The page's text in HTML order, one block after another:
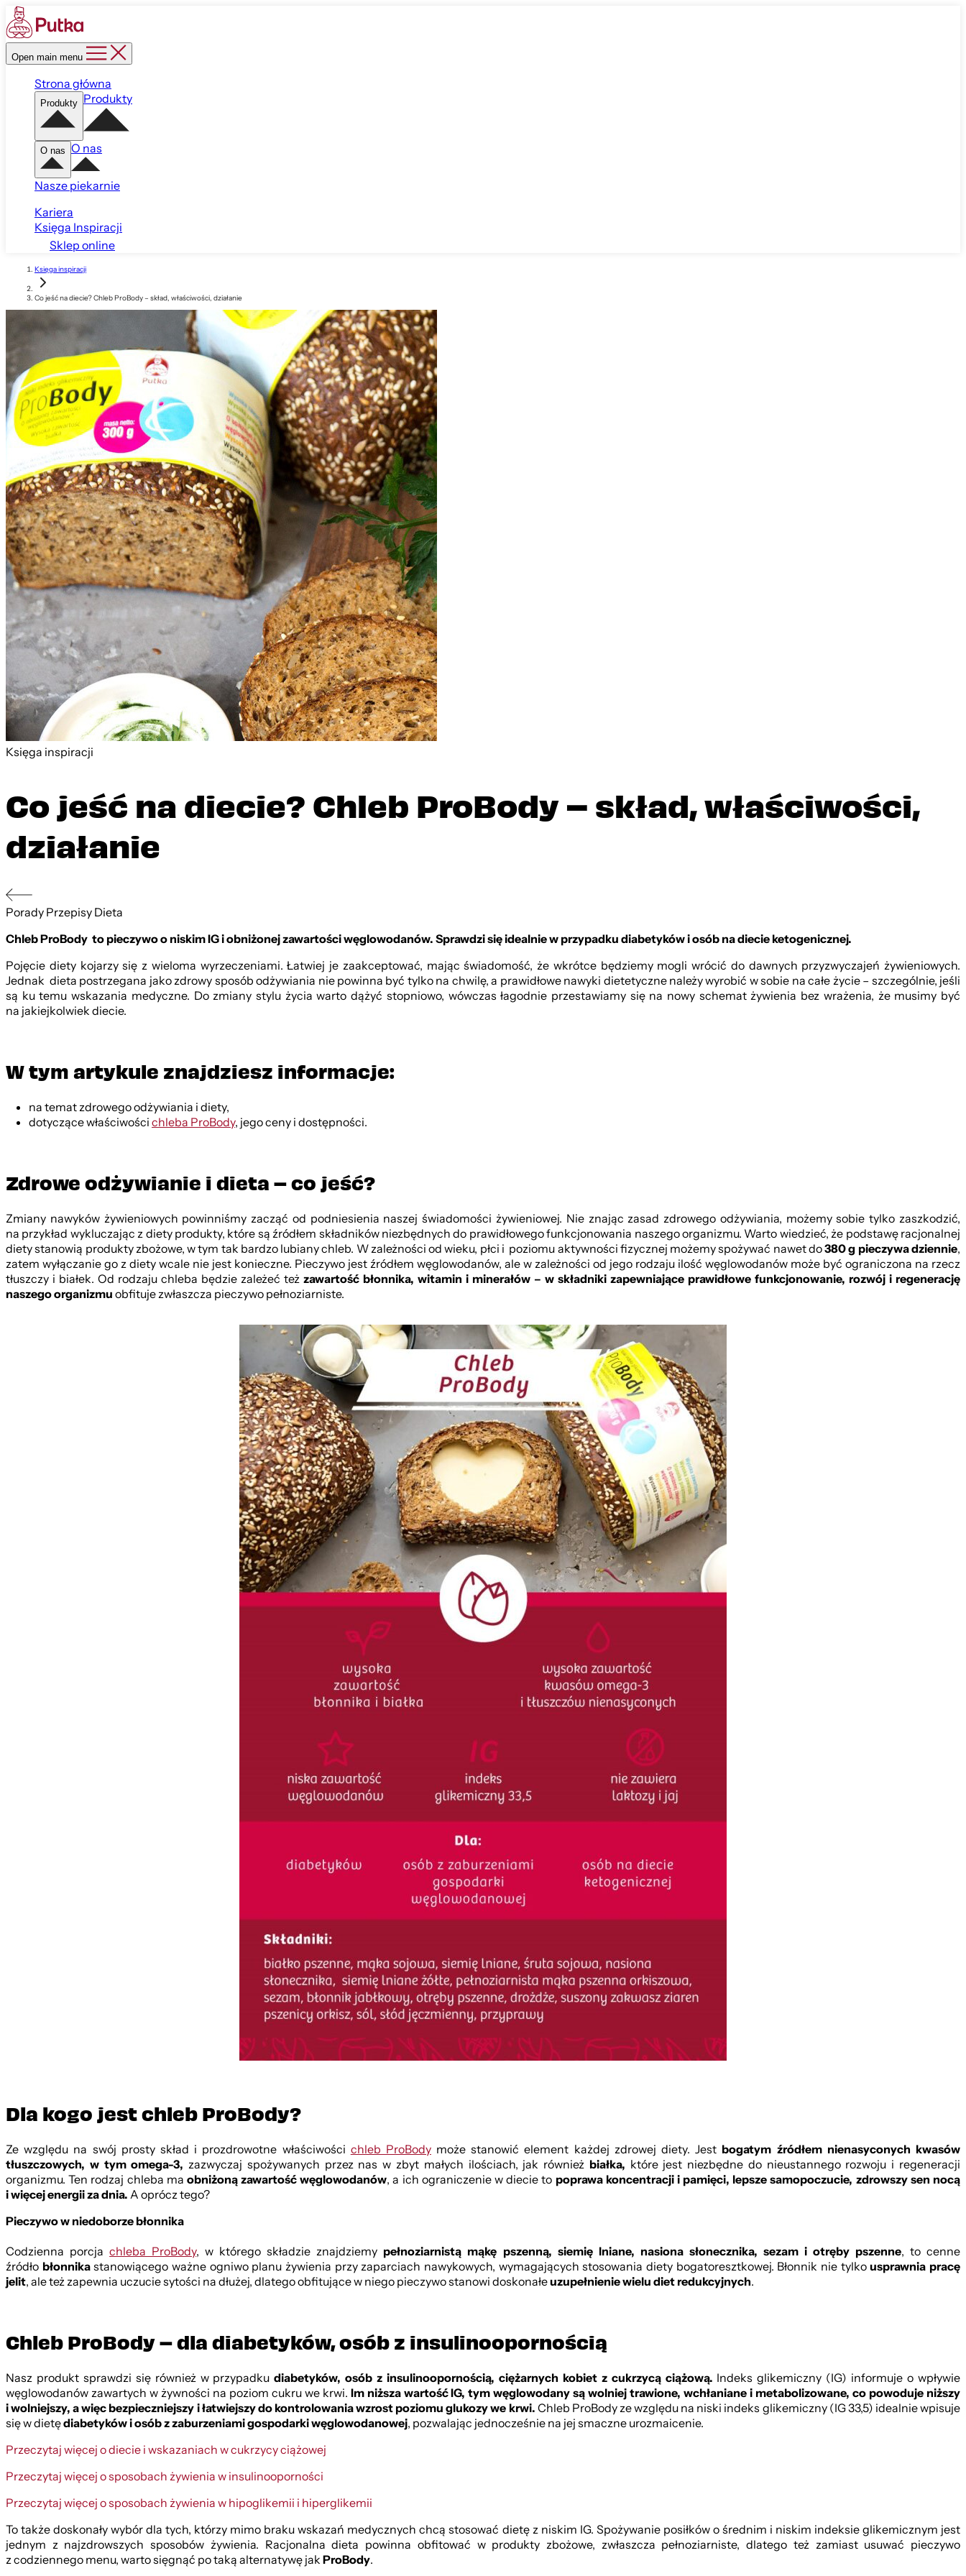
Open main menu
Strona główna
Produkty Produkty
O nas O nas
Nasze piekarnie
Kariera
Księga Inspiracji
Sklep online
Księga inspiracji
Co jeść na diecie? Chleb ProBody – skład, właściwości, działanie
Księga inspiracji
Co jeść na diecie? Chleb ProBody – skład, właściwości,
działanie
PoradyPrzepisyDieta
Chleb ProBody to pieczywo o niskim IG i obniżonej zawartości węglowodanów. Sprawdzi się idealnie w przypadku diabetyków i osób na diecie ketogenicznej.
Pojęcie diety kojarzy się z wieloma wyrzeczeniami. Łatwiej je zaakceptować, mając świadomość, że wkrótce będziemy mogli wrócić do dawnych przyzwyczajeń żywieniowych.
Jednak dieta postrzegana jako zdrowy sposób odżywiania nie powinna być tylko na chwilę, a prawidłowe nawyki dietetyczne należy wyrobić w sobie na całe życie – szczególnie, jeśli
są ku temu wskazania medyczne. Do zmiany stylu życia warto dążyć stopniowo, wówczas łagodnie przestawiamy się na nowy schemat żywienia bez wrażenia, że musimy być
na jakiejkolwiek diecie.
W tym artykule znajdziesz informacje:
na temat zdrowego odżywiania i diety,
dotyczące właściwościchleba ProBody, jego ceny i dostępności.
Zdrowe odżywianie i dieta – co jeść?
Zmiany nawyków żywieniowych powinniśmy zacząć od podniesienia naszej świadomości żywieniowej. Nie znając zasad zdrowego odżywiania, możemy sobie tylko zaszkodzić,
na przykład wykluczając z diety produkty, które są źródłem składników niezbędnych do prawidłowego funkcjonowania naszego organizmu. Warto wiedzieć, że podstawę racjonalnej
diety stanowią produkty zbożowe, w tym tak bardzo lubiany chleb. W zależności od wieku, płci i poziomu aktywności fizycznej możemy spożywać nawet do380 g pieczywa dziennie,
zatem wyłączanie go z diety wcale nie jest konieczne. Pieczywo jest źródłem węglowodanów, ale w zależności od jego rodzaju ilość węglowodanów może być ograniczona na rzecz
tłuszczy i białek. Od rodzaju chleba będzie zależeć też zawartość błonnika, witamin i minerałów – w składniki zapewniające prawidłowe funkcjonowanie, rozwój i regenerację
naszego organizmuobfituje zwłaszcza pieczywo pełnoziarniste.
Dla kogo jest chleb ProBody?
Ze względu na swój prosty skład i prozdrowotne właściwości chleb ProBodymoże stanowić element każdej zdrowej diety. Jest bogatym źródłem nienasyconych kwasów
tłuszczowych, w tym omega-3, zazwyczaj spożywanych przez nas w zbyt małych ilościach, jak również białka, które jest niezbędne do nieustannego rozwoju i regeneracji
organizmu. Ten rodzaj chleba ma obniżoną zawartość węglowodanów, a ich ograniczenie w diecie to poprawa koncentracji i pamięci, lepsze samopoczucie, zdrowszy sen nocą
i więcej energii za dnia.A oprócz tego?
Pieczywo w niedoborze błonnika
Codzienna porcjachleba ProBody, w którego składzie znajdziemy pełnoziarnistą mąkę pszenną, siemię lniane, nasiona słonecznika, sezam i otręby pszenne, to cenne
źródło błonnikastanowiącego ważne ogniwo planu żywienia przy zaparciach nawykowych, wymagających stosowania diety bogatoresztkowej. Błonnik nie tylkousprawnia pracę
jelit, ale też zapewnia uczucie sytości na dłużej, dlatego obfitujące w niego pieczywo stanowi doskonałeuzupełnienie wielu diet redukcyjnych.
Chleb ProBody – dla diabetyków, osób z insulinoopornością
Nasz produkt sprawdzi się również w przypadkudiabetyków, osób z insulinoopornością, ciężarnych kobiet z cukrzycą ciążową. Indeks glikemiczny (IG) informuje o wpływie
węglowodanów zawartych w żywności na poziom cukru we krwi. Im niższa wartość IG, tym węglowodany są wolniej trawione, wchłaniane i metabolizowane, co powoduje niższy
i wolniejszy, a więc bezpieczniejszy i łatwiejszy do kontrolowania wzrost poziomu glukozy we krwi.Chleb ProBody ze względu na niski indeks glikemiczny (IG 33,5) idealnie wpisuje
się w dietędiabetyków i osób z zaburzeniami gospodarki węglowodanowej, pozwalając jednocześnie na jej smaczne urozmaicenie.
Przeczytaj więcej o diecie i wskazaniach w cukrzycy ciążowej
Przeczytaj więcej o sposobach żywienia w insulinooporności
Przeczytaj więcej o sposobach żywienia w hipoglikemii i hiperglikemii
To także doskonały wybór dla tych, którzy mimo braku wskazań medycznych chcą stosować dietę z niskim IG. Spożywanie posiłków o średnim i niskim indeksie glikemicznym jest
jednym z najzdrowszych sposobów żywienia. Racjonalna dieta powinna obfitować w produkty zbożowe, zwłaszcza pełnoziarniste, dlatego też zamiast usuwać pieczywo
z codziennego menu, warto sięgnąć po taką alternatywę jakProBody.